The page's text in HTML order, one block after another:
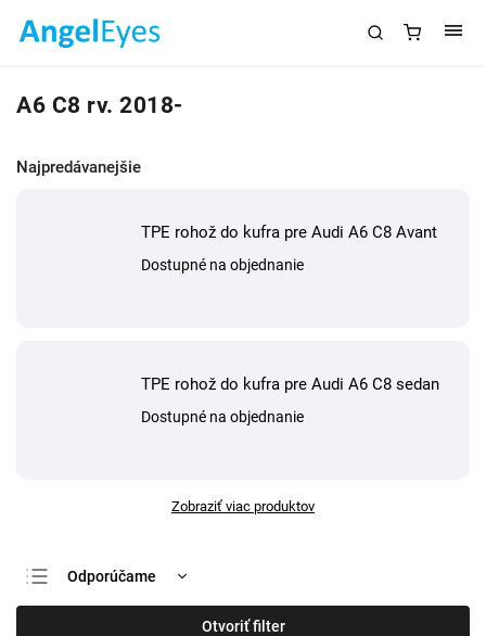
A6 C8 rv. 2018-
Najpredávanejšie
TPE rohož do kufra pre Audi A6 C8 Avant
Dostupné na objednanie
TPE rohož do kufra pre Audi A6 C8 sedan
Dostupné na objednanie
Zobraziť viac produktov
Odporúčame
Najlacnejšie
Otvoriť filter